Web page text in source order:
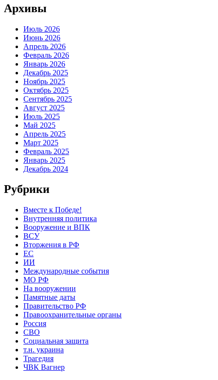
Архивы
Июль 2026
Июнь 2026
Апрель 2026
Февраль 2026
Январь 2026
Декабрь 2025
Ноябрь 2025
Октябрь 2025
Сентябрь 2025
Август 2025
Июль 2025
Май 2025
Апрель 2025
Март 2025
Февраль 2025
Январь 2025
Декабрь 2024
Рубрики
Вместе к Победе!
Внутренняя политика
Вооружение и ВПК
ВСУ
Вторжения в РФ
ЕС
ИИ
Международные события
МО РФ
На вооружении
Памятные даты
Правительство РФ
Правоохранительные органы
Россия
СВО
Социальная защита
т.н. украина
Трагедия
ЧВК Вагнер